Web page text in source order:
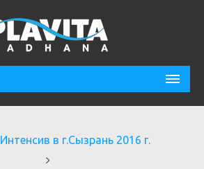
Интенсив в г.Сызрань 2016 г.